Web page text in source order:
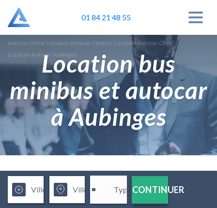
01 84 21 48 55
Autocar Drive/ Location Autocar Centre/ Location Autocar Cher/
Location Autocar AubingesLocation bus
minibus et autocar
à Aubinges
CONTINUER